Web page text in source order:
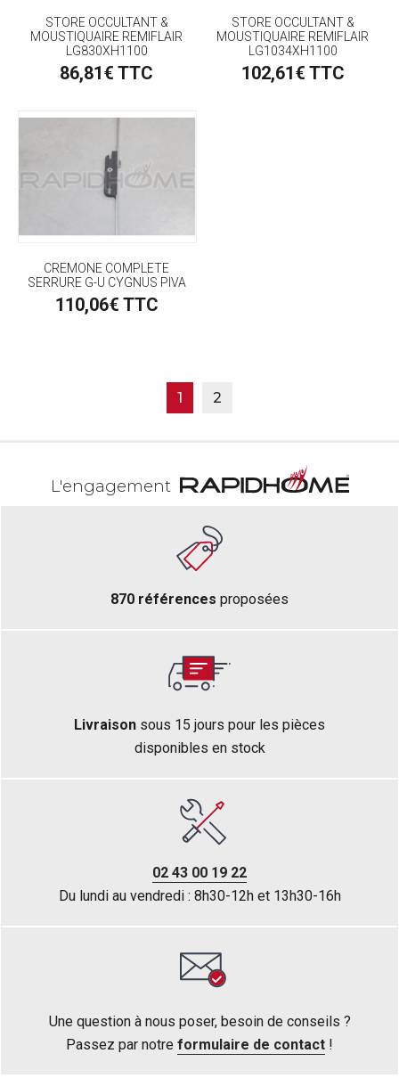
STORE OCCULTANT &
MOUSTIQUAIRE REMIFLAIR
LG830XH1100
86,81€ TTC
STORE OCCULTANT &
MOUSTIQUAIRE REMIFLAIR
LG1034XH1100
102,61€ TTC
CREMONE COMPLETE
SERRURE G-U CYGNUS PIVA
110,06€ TTC
1 2
L'engagement
870 références proposées
Livraison sous 15 jours pour les pièces
disponibles en stock
02 43 00 19 22
Du lundi au vendredi : 8h30-12h et 13h30-16h
Une question à nous poser, besoin de conseils ?
Passez par notre formulaire de contact !